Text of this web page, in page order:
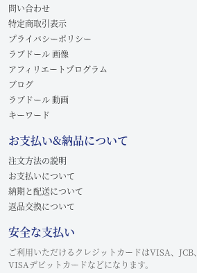
問い合わせ
特定商取引表示
プライバシーポリシー
ラブドール 画像
アフィリエートプログラム
ブログ
ラブドール 動画
キーワード
お支払い&納品について
注文方法の説明
お支払いについて
納期と配送について
返品交換について
安全な支払い
ご利用いただけるクレジットカードはVISA、
VISAデビットカードなどになります。